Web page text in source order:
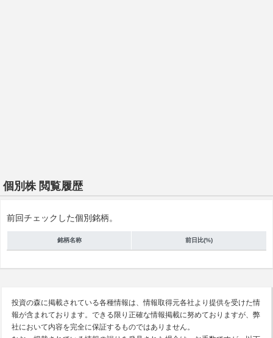
個別株 閲覧履歴
前回チェックした個別銘柄。
銘柄名称 前日比(%)
投資の森に掲載されている各種情報は、情報取得元各社より提供を受けた情
報が含まれております。できる限り正確な情報掲載に努めておりますが、弊
社において内容を完全に保証するものではありません。